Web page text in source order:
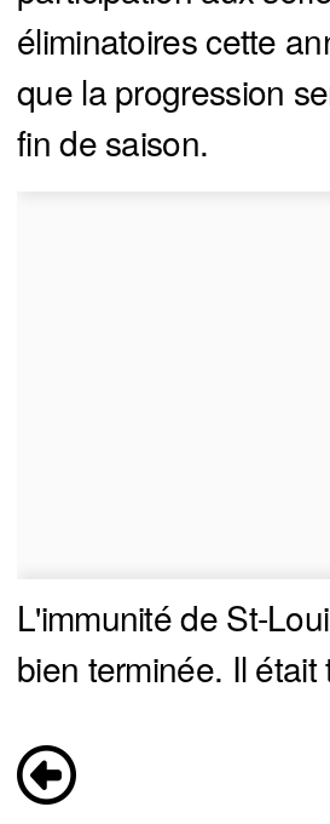
éliminatoires cette
que la progression
fin de saison.
L'immunité de St-
bien terminée. Il était